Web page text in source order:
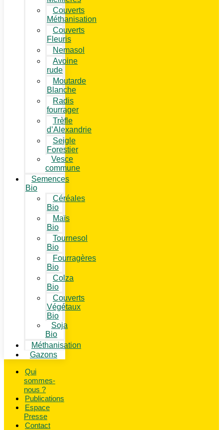
Couverts
Méthanisation
Couverts
Fleuris
Nemasol
Avoine
rude
Moutarde
Blanche
Radis
fourrager
Trèfle
d’Alexandrie
Seigle
Forestier
Vesce
commune
Semences
Bio
Céréales
Bio
Maïs
Bio
Tournesol
Bio
Fourragères
Bio
Colza
Bio
Couverts
Végétaux
Bio
Soja
Bio
Méthanisation
Gazons
Qui
sommes-
nous ?
Publications
Espace
Presse
Contact